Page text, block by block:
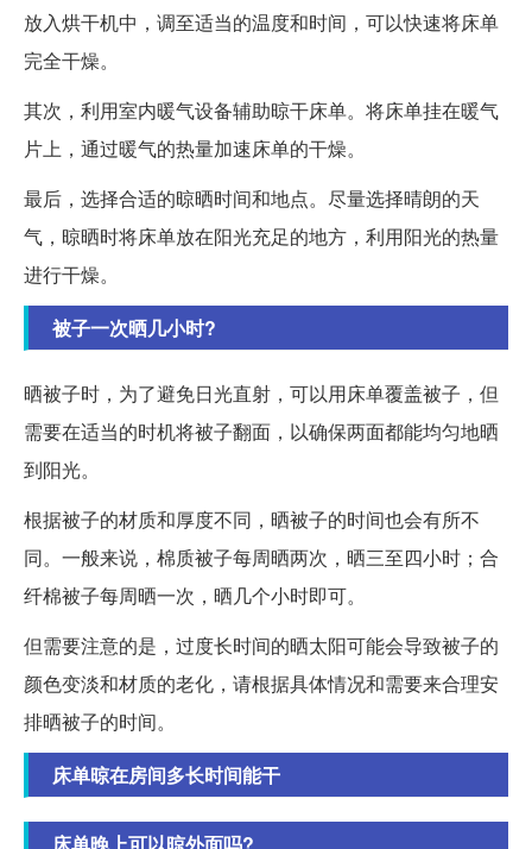
放入烘干机中，调至适当的温度和时间，可以快速将床单
完全干燥。
其次，利用室内暖气设备辅助晾干床单。将床单挂在暖气
片上，通过暖气的热量加速床单的干燥。
最后，选择合适的晾晒时间和地点。尽量选择晴朗的天
气，晾晒时将床单放在阳光充足的地方，利用阳光的热量
进行干燥。
被子一次晒几小时?
晒被子时，为了避免日光直射，可以用床单覆盖被子，但
需要在适当的时机将被子翻面，以确保两面都能均匀地晒
到阳光。
根据被子的材质和厚度不同，晒被子的时间也会有所不
同。一般来说，棉质被子每周晒两次，晒三至四小时；合
纤棉被子每周晒一次，晒几个小时即可。
但需要注意的是，过度长时间的晒太阳可能会导致被子的
颜色变淡和材质的老化，请根据具体情况和需要来合理安
排晒被子的时间。
床单晾在房间多长时间能干